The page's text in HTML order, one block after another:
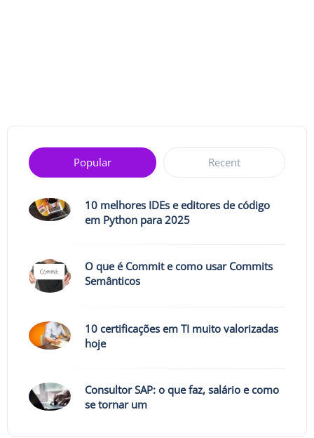
Popular Recent
10 melhores IDEs e editores de código
em Python para 2025
O que é Commit e como usar Commits
Semânticos
10 certificações em TI muito valorizadas
hoje
Consultor SAP: o que faz, salário e como
se tornar um